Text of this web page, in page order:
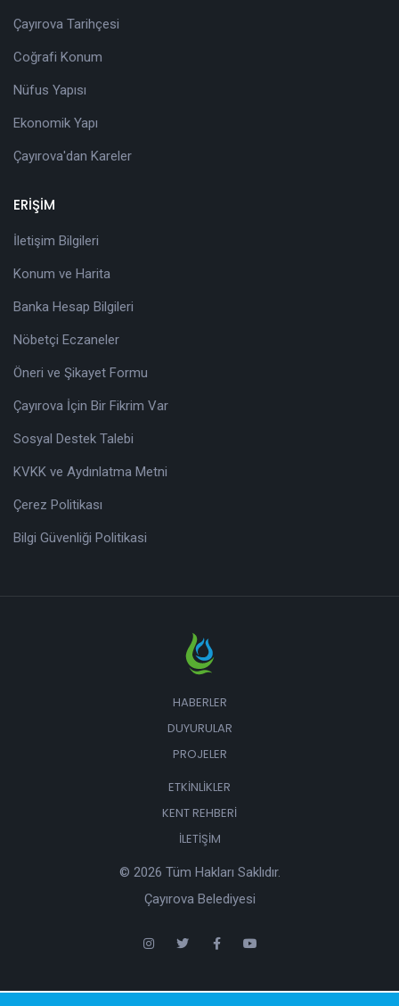
Çayırova Tarihçesi
Coğrafi Konum
Nüfus Yapısı
Ekonomik Yapı
Çayırova'dan Kareler
ERİŞİM
İletişim Bilgileri
Konum ve Harita
Banka Hesap Bilgileri
Nöbetçi Eczaneler
Öneri ve Şikayet Formu
Çayırova İçin Bir Fikrim Var
Sosyal Destek Talebi
KVKK ve Aydınlatma Metni
Çerez Politikası
Bilgi Güvenliği Politikasi
HABERLER
DUYURULAR
PROJELER
ETKINLIKLER
KENT REHBERI
İLETIŞIM
© 2026 Tüm Hakları Saklıdır.
Çayırova Belediyesi